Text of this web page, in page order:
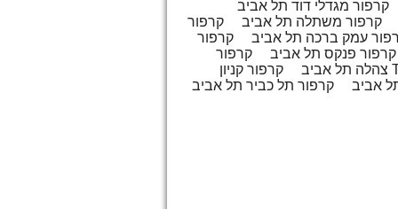
קרפור מגדלי דוד תל אביב
קרפור משתלה תל אביב
קרפור
עמק ברכה תל אביב
קרפור
קרפור פנקס תל אביב
קרפור
צהלה תל אביב
אביב
קרפור תל כביר תל אביב